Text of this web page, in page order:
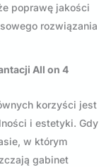
poprawę jakości
rozwiązania
All on 4
korzyści jest
i estetyki. Gdy
w którym
gabinet